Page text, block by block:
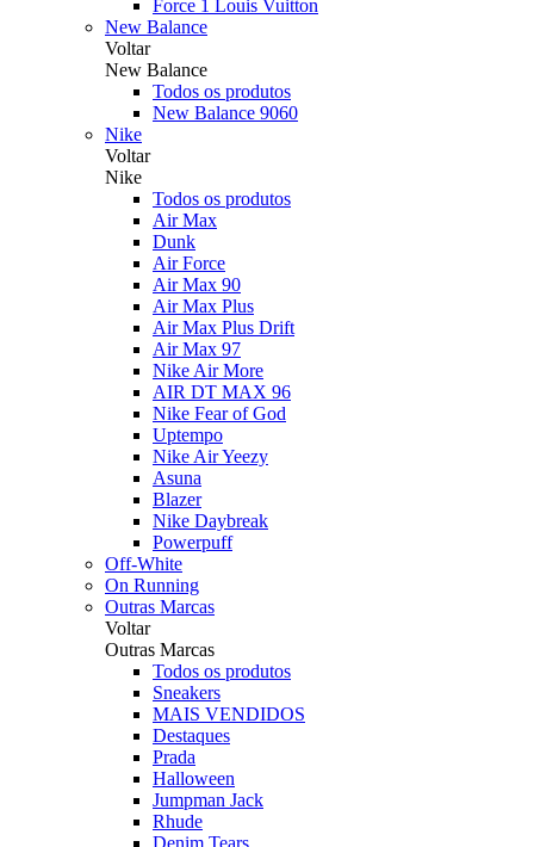
Force 1 Louis Vuitton
New Balance
Voltar
New Balance
Todos os produtos
New Balance 9060
Nike
Voltar
Nike
Todos os produtos
Air Max
Dunk
Air Force
Air Max 90
Air Max Plus
Air Max Plus Drift
Air Max 97
Nike Air More
AIR DT MAX 96
Nike Fear of God
Uptempo
Nike Air Yeezy
Asuna
Blazer
Nike Daybreak
Powerpuff
Off-White
On Running
Outras Marcas
Voltar
Outras Marcas
Todos os produtos
Sneakers
MAIS VENDIDOS
Destaques
Prada
Halloween
Jumpman Jack
Rhude
Denim Tears